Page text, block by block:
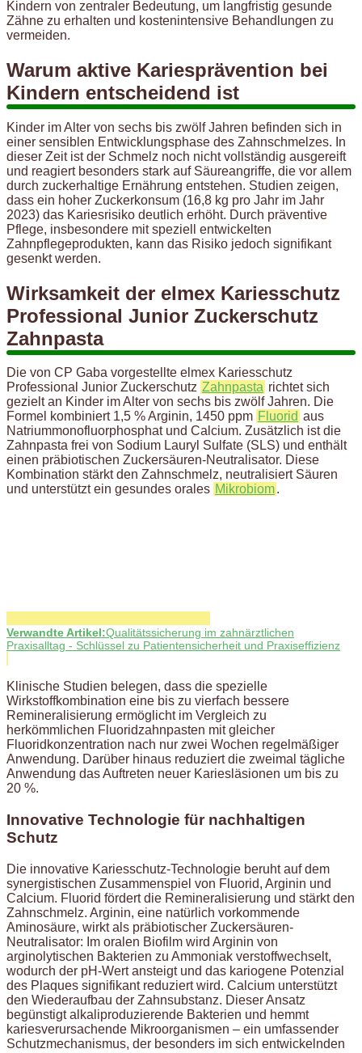
Kindern von zentraler Bedeutung, um langfristig gesunde
Zähne zu erhalten und kostenintensive Behandlungen zu
vermeiden.
Warum aktive Kariesprävention bei
Kindern entscheidend ist
Kinder im Alter von sechs bis zwölf Jahren befinden sich in
einer sensiblen Entwicklungsphase des Zahnschmelzes. In
dieser Zeit ist der Schmelz noch nicht vollständig ausgereift
und reagiert besonders stark auf Säureangriffe, die vor allem
durch zuckerhaltige Ernährung entstehen. Studien zeigen,
dass ein hoher Zuckerkonsum (16,8 kg pro Jahr im Jahr
2023) das Kariesrisiko deutlich erhöht. Durch präventive
Pflege, insbesondere mit speziell entwickelten
Zahnpflegeprodukten, kann das Risiko jedoch signifikant
gesenkt werden.
Wirksamkeit der elmex Kariesschutz
Professional Junior Zuckerschutz
Zahnpasta
Die von CP Gaba vorgestellte elmex Kariesschutz
Professional Junior Zuckerschutz Zahnpasta richtet sich
gezielt an Kinder im Alter von sechs bis zwölf Jahren. Die
Formel kombiniert 1,5 % Arginin, 1450 ppm Fluorid aus
Natriummonofluorphosphat und Calcium. Zusätzlich ist die
Zahnpasta frei von Sodium Lauryl Sulfate (SLS) und enthält
einen präbiotischen Zuckersäuren-Neutralisator. Diese
Kombination stärkt den Zahnschmelz, neutralisiert Säuren
und unterstützt ein gesundes orales Mikrobiom.
Verwandte Artikel:Qualitätssicherung im zahnärztlichen
Praxisalltag - Schlüssel zu Patientensicherheit und Praxiseffizienz
Klinische Studien belegen, dass die spezielle
Wirkstoffkombination eine bis zu vierfach bessere
Remineralisierung ermöglicht im Vergleich zu
herkömmlichen Fluoridzahnpasten mit gleicher
Fluoridkonzentration nach nur zwei Wochen regelmäßiger
Anwendung. Darüber hinaus reduziert die zweimal tägliche
Anwendung das Auftreten neuer Kariesläsionen um bis zu
20 %.
Innovative Technologie für nachhaltigen
Schutz
Die innovative Kariesschutz-Technologie beruht auf dem
synergistischen Zusammenspiel von Fluorid, Arginin und
Calcium. Fluorid fördert die Remineralisierung und stärkt den
Zahnschmelz. Arginin, eine natürlich vorkommende
Aminosäure, wirkt als präbiotischer Zuckersäuren-
Neutralisator: Im oralen Biofilm wird Arginin von
arginolytischen Bakterien zu Ammoniak verstoffwechselt,
wodurch der pH-Wert ansteigt und das kariogene Potenzial
des Plaques signifikant reduziert wird. Calcium unterstützt
den Wiederaufbau der Zahnsubstanz. Dieser Ansatz
begünstigt alkaliproduzierende Bakterien und hemmt
kariesverursachende Mikroorganismen – ein umfassender
Schutzmechanismus, der besonders im sich entwickelnden